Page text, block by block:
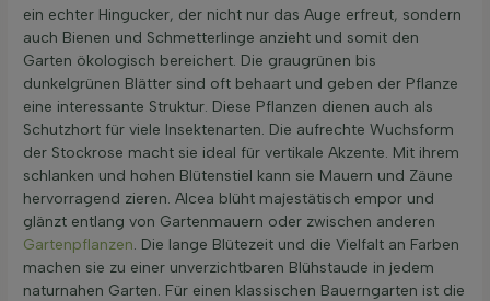
ein echter Hingucker, der nicht nur das Auge erfreut, sondern
auch Bienen und Schmetterlinge anzieht und somit den
Garten ökologisch bereichert. Die graugrünen bis
dunkelgrünen Blätter sind oft behaart und geben der Pflanze
eine interessante Struktur. Diese Pflanzen dienen auch als
Schutzhort für viele Insektenarten. Die aufrechte Wuchsform
der Stockrose macht sie ideal für vertikale Akzente. Mit ihrem
schlanken und hohen Blütenstiel kann sie Mauern und Zäune
hervorragend zieren. Alcea blüht majestätisch empor und
glänzt entlang von Gartenmauern oder zwischen anderen
Gartenpflanzen. Die lange Blütezeit und die Vielfalt an Farben
machen sie zu einer unverzichtbaren Blühstaude in jedem
naturnahen Garten. Für einen klassischen Bauerngarten ist die